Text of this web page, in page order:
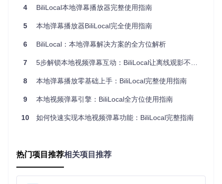
# 在配置文件中设置关键词过滤
"filter_words=考试,重点,知识点"
1.3 多人观影的实时互动场景
通过本地网络共享功能，BiliLocal支持多人同时观看同一视频
图3：多人观影弹幕互动 - 支持实时评论和表情发送
二、问题导向的高级功能解析
2.1 问题：弹幕过多影响视频观看
相关实现：src/Model/Shield.cpp中的弹幕屏蔽算法，可通过U
I设置面板调整以下参数：
4 BiliLocal本地弹幕播放器完整使用指南
5 本地弹幕播放器BiliLocal完全使用指南
6 BiliLocal：本地弹幕解决方案的全方位解析
7 5步解锁本地视频弹幕互动：BiliLocal让离线观影不再孤单
8 本地弹幕播放零基础上手：BiliLocal完整使用指南
9 本地视频弹幕引擎：BiliLocal全方位使用指南
10 如何快速实现本地视频弹幕功能：BiliLocal完整指南
热门项目推荐相关项目推荐